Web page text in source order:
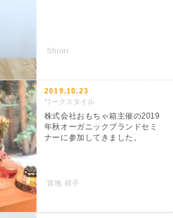
Shiori
2019.10.23
ワークスタイル
宮地 祥子
株式会社おもちゃ箱主催の2019
年秋オーガニックブランドセミ
ナーに参加してきました。